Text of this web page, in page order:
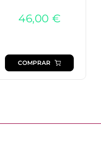
46,00 €
COMPRAR